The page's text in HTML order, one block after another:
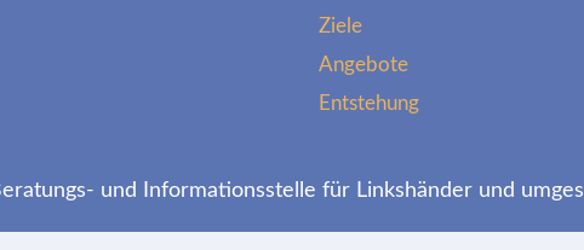
Ziele
Angebote
Entstehung
und Informationsstelle für Linkshänder und